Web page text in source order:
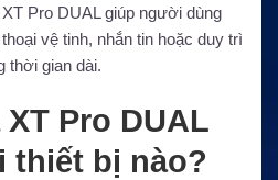
Pro DUAL giúp người dùng
vệ tinh, nhắn tin hoặc duy trì
thời gian dài.
Pro DUAL
thiết bị nào?